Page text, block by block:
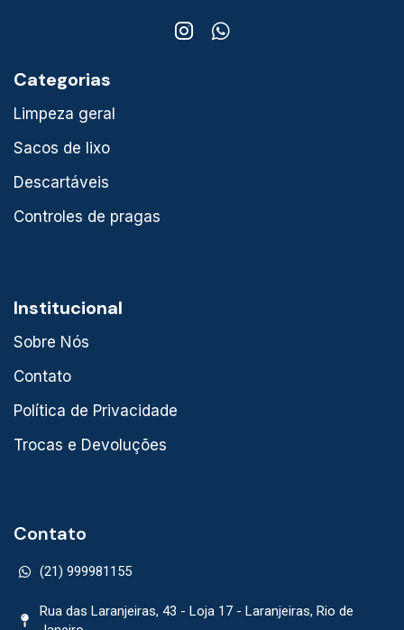
Categorias
Limpeza geral
Sacos de lixo
Descartáveis
Controles de pragas
Institucional
Sobre Nós
Contato
Política de Privacidade
Trocas e Devoluções
Contato
(21) 999981155
Rua das Laranjeiras, 43 - Loja 17 - Laranjeiras, Rio de